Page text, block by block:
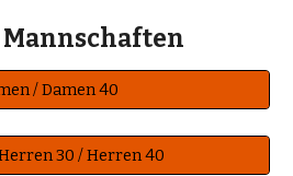
Mannschaften
/ Damen 40
30 / Herren 40